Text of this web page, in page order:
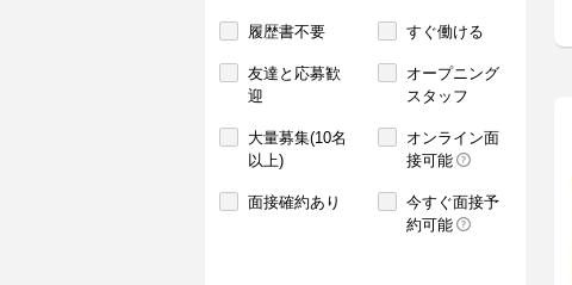
履歴書不要 すぐ働ける
友達と応募歓
迎
オープニング
スタッフ
大量募集(10名
以上)
オンライン面
接可能
面接確約あり
今すぐ面接予
約可能